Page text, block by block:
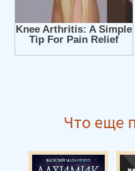
Что еще